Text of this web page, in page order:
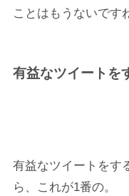
ことはもうないです
有益なツイートを
有益なツイートをす
ら、これが1番の。